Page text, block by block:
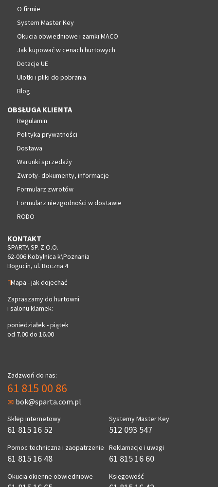
O firmie
System Master Key
Okucia obwiedniowe i zamki MACO
Jak kupować w cenach hurtowych
Dotacje UE
Ulotki i pliki do pobrania
Blog
OBSŁUGA KLIENTA
Regulamin
Polityka prywatności
Dostawa
Warunki sprzedaży
Zwroty- dokumenty, informacje
Formularz zwrotów
Formularz niezgodności w dostawie
RODO
KONTAKT
SPARTA SP. Z O.O.
62-006 Kobylnica k\Poznania
Bogucin, ul. Boczna 4
Mapa - jak dojechać
Zapraszamy do hurtowni
i salonu klamek:
poniedziałek - piątek
od 7.00 do 16.00
Zadzwoń do nas:
61 815 00 86
bok@sparta.com.pl
Sklep internetowy
61 815 16 52
Pomoc techniczna i zaopatrzenie
61 815 16 48
Okucia okienne obwiedniowe
Systemy Master Key
512 093 547
Reklamacje i uwagi
61 815 16 60
Księgowość